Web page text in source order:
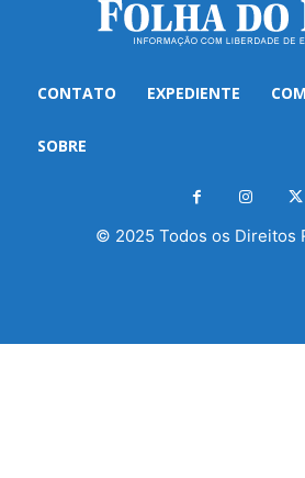
CONTATO EXPEDIENTE
SOBRE
© 2025 Todos os Direitos